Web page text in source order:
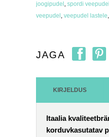
joogipudel , spordi veepudel
veepudel , veepudel lastele,
JAGA
KIRJELDUS
Itaalia
korduvkasutatav